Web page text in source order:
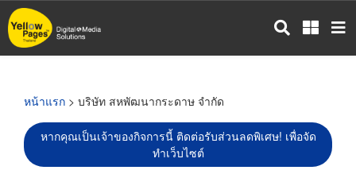
ข้าม
ไป
หน้าแรก > บริษัท สหพัฒนากระดาษ จำกัด
หากคุณเป็นเจ้าของกิจการนี้ ติดต่อรับส่วนลดพิเศษ! เพื่อจัด
ทำเว็บไซต์